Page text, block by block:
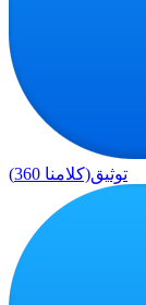
توثيق(كلامنا 360)